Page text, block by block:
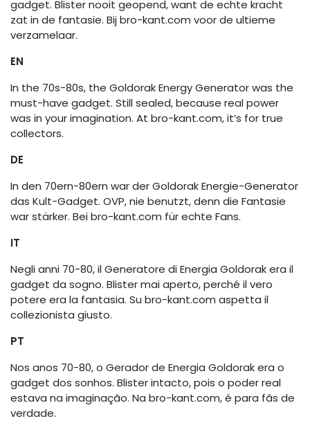
gadget. Blister nooit geopend, want de echte kracht
zat in de fantasie. Bij bro-kant.com voor de ultieme
verzamelaar.
EN
In the 70s-80s, the Goldorak Energy Generator was the
must-have gadget. Still sealed, because real power
was in your imagination. At bro-kant.com, it’s for true
collectors.
DE
In den 70ern-80ern war der Goldorak Energie-Generator
das Kult-Gadget. OVP, nie benutzt, denn die Fantasie
war stärker. Bei bro-kant.com für echte Fans.
IT
Negli anni 70-80, il Generatore di Energia Goldorak era il
gadget da sogno. Blister mai aperto, perché il vero
potere era la fantasia. Su bro-kant.com aspetta il
collezionista giusto.
PT
Nos anos 70-80, o Gerador de Energia Goldorak era o
gadget dos sonhos. Blister intacto, pois o poder real
estava na imaginação. Na bro-kant.com, é para fãs de
verdade.